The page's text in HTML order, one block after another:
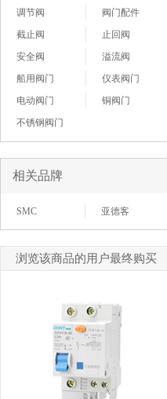
调节阀
阀门配件
截止阀
止回阀
安全阀
溢流阀
船用阀门
仪表阀门
电动阀门
铜阀门
不锈钢阀门
相关品牌
SMC 亚德客
浏览该商品的用户最终购买